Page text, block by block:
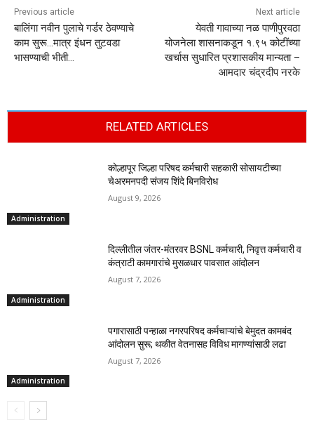
Previous article
बालिंगा नवीन पुलाचे गर्डर ठेवण्याचे
काम सुरू…मात्र इंधन तुटवडा
भासण्याची भीती…
Next article
येवती गावाच्या नळ पाणीपुरवठा
योजनेला शासनाकडून १.९५ कोटींच्या
खर्चास सुधारित प्रशासकीय मान्यता –
आमदार चंद्रदीप नरके
RELATED ARTICLES
Administration
कोल्हापूर जिल्हा परिषद कर्मचारी सहकारी सोसायटीच्या
चेअरमनपदी संजय शिंदे बिनविरोध
August 9, 2026
Administration
दिल्लीतील जंतर-मंतरवर BSNL कर्मचारी, निवृत्त कर्मचारी व
कंत्राटी कामगारांचे मुसळधार पावसात आंदोलन
August 7, 2026
Administration
पगारासाठी पन्हाळा नगरपरिषद कर्मचाऱ्यांचे बेमुदत कामबंद
आंदोलन सुरू; थकीत वेतनासह विविध मागण्यांसाठी लढा
August 7, 2026